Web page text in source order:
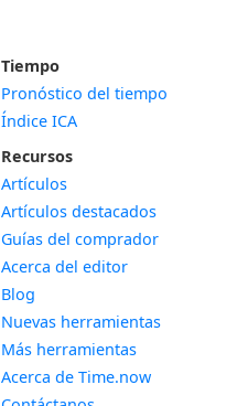
Tiempo
Pronóstico del tiempo
Índice ICA
Recursos
Artículos
Artículos destacados
Guías del comprador
Acerca del editor
Blog
Nuevas herramientas
Más herramientas
Acerca de Time.now